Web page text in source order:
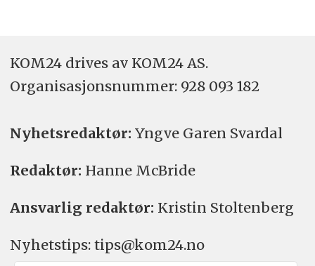
KOM24 drives av KOM24 AS.
Organisasjons­nummer: 928 093 182
Nyhetsredaktør: Yngve Garen Svardal
Redaktør: Hanne McBride
Ansvarlig redaktør: Kristin Stoltenberg
Nyhetstips: tips@kom24.no